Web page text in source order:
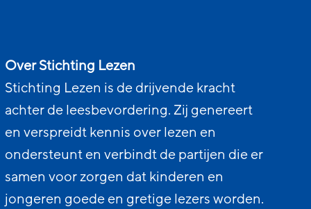
Over Stichting Lezen
Stichting Lezen is de drijvende kracht
achter de leesbevordering. Zij genereert
en verspreidt kennis over lezen en
ondersteunt en verbindt de partijen die er
samen voor zorgen dat kinderen en
jongeren goede en gretige lezers worden.